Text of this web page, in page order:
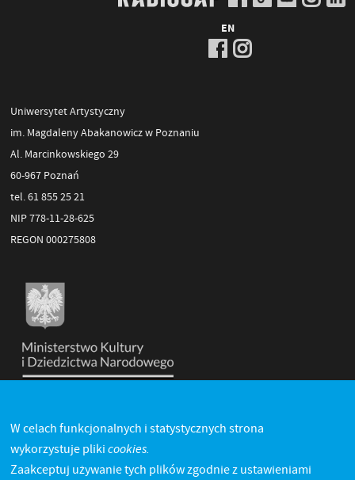
EN
Uniwersytet Artystyczny
im. Magdaleny Abakanowicz w Poznaniu
Al. Marcinkowskiego 29
60-967 Poznań
tel. 61 855 25 21
NIP 778-11-28-625
REGON 000275808
W celach funkcjonalnych i statystycznych strona
wykorzystuje pliki cookies.
Zaakceptuj używanie tych plików zgodnie z ustawieniami